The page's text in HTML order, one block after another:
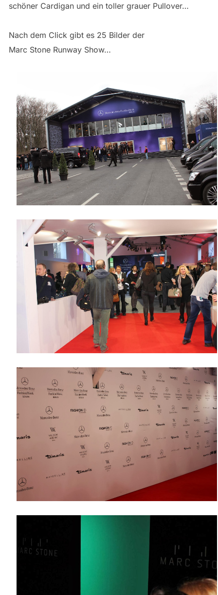
schöner Cardigan und ein toller grauer Pullover…
Nach dem Click gibt es 25 Bilder der
Marc Stone Runway Show…